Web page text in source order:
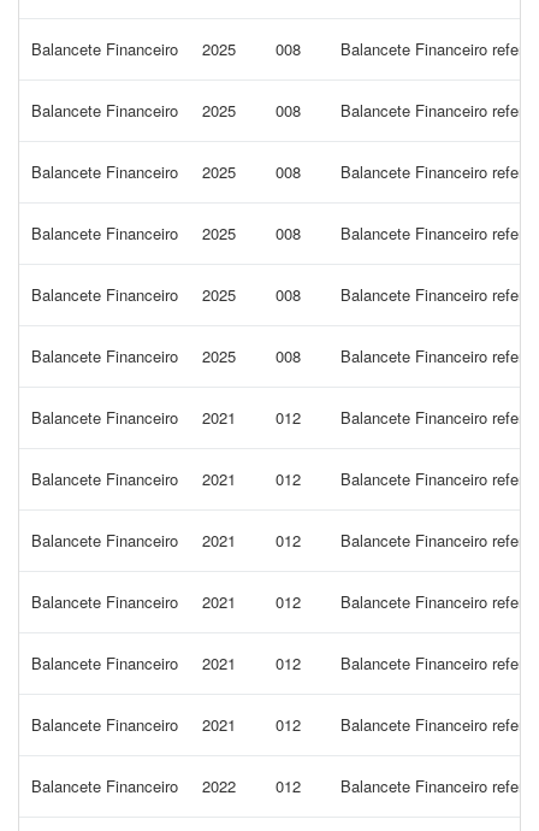
Balancete Financeiro 2025 008 Balancete Financeiro
Balancete Financeiro 2025 008 Balancete Financeiro
Balancete Financeiro 2025 008 Balancete Financeiro
Balancete Financeiro 2025 008 Balancete Financeiro
Balancete Financeiro 2025 008 Balancete Financeiro
Balancete Financeiro 2025 008 Balancete Financeiro
Balancete Financeiro 2021 012 Balancete Financeiro
Balancete Financeiro 2021 012 Balancete Financeiro
Balancete Financeiro 2021 012 Balancete Financeiro
Balancete Financeiro 2021 012 Balancete Financeiro
Balancete Financeiro 2021 012 Balancete Financeiro
Balancete Financeiro 2021 012 Balancete Financeiro
Balancete Financeiro 2022 012 Balancete Financeiro